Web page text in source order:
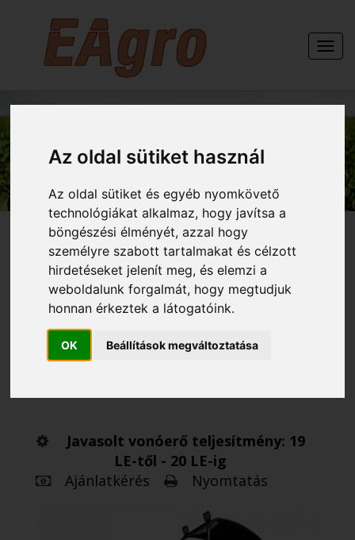
Az oldal sütiket használ
Az oldal sütiket és egyéb nyomkövető
technológiákat alkalmaz, hogy javítsa a
böngészési élményét, azzal hogy
személyre szabott tartalmakat és célzott
hirdetéseket jelenít meg, és elemzi a
weboldalunk forgalmát, hogy megtudjuk
honnan érkeztek a látogatóink.
OK Beállítások megváltoztatása
GÉPEINK
THALER 19 Le s udvari
rakodó 2320
univerzálisgép
Javasolt vonóerő teljesítmény: 19
LE-től - 20 LE-ig
Ajánlatkérés
Nyomtatás